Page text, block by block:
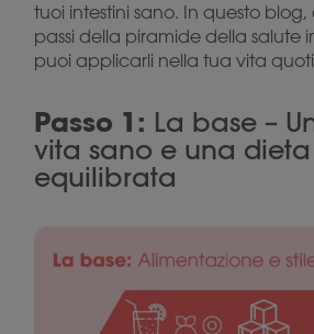
tuoi intestini sano. In questo
passi della piramide della salute
puoi applicarli nella tua vita
Passo 1: La base –
vita sano e una dieta
equilibrata